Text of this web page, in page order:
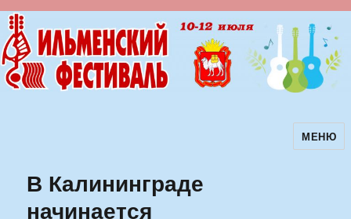
Ильменский фестиваль авторскойМЕНЮ
В Калининграде
начинается